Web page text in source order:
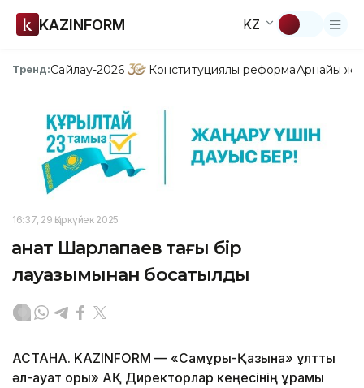
KAZINFORM KZ
Тренд:Сайлау-2026 Конституциялық реформаАрнайы
16:37, 29 Қыркүйек 2025
Қанат Шарлапаев тағы бір
лауазымынан босатылды
АСТАНА. KAZINFORM — «Самұрық-Қазына» ұлттық
әл-ауқат қоры» АҚ Директорлар кеңесінің құрамы